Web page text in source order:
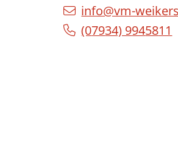
info@vm-
(07934) 9945811